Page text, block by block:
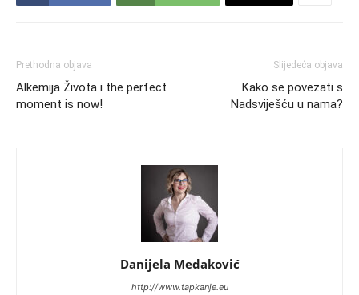
Prethodna objava
Alkemija Života i the perfect
moment is now!
Slijedeća objava
Kako se povezati s
Nadsviješću u nama?
Danijela Medaković
http://www.tapkanje.eu